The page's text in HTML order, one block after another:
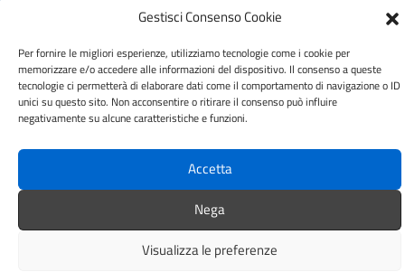
Gestisci Consenso Cookie
Per fornire le migliori esperienze, utilizziamo tecnologie come i cookie per
memorizzare e/o accedere alle informazioni del dispositivo. Il consenso a queste
tecnologie ci permetterà di elaborare dati come il comportamento di navigazione o ID
unici su questo sito. Non acconsentire o ritirare il consenso può influire
negativamente su alcune caratteristiche e funzioni.
Accetta
Nega
Visualizza le preferenze
Obiettivi di accessibilità
Note legali
Feedback